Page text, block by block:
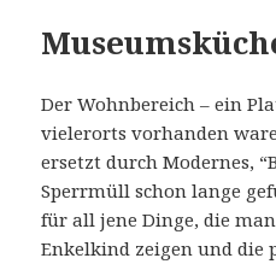
Der Wohnbereich – ein
vielerorts vorhanden
ersetzt durch Modernes,
Sperrmüll schon lange
für all jene Dinge, die
Enkelkind zeigen und die